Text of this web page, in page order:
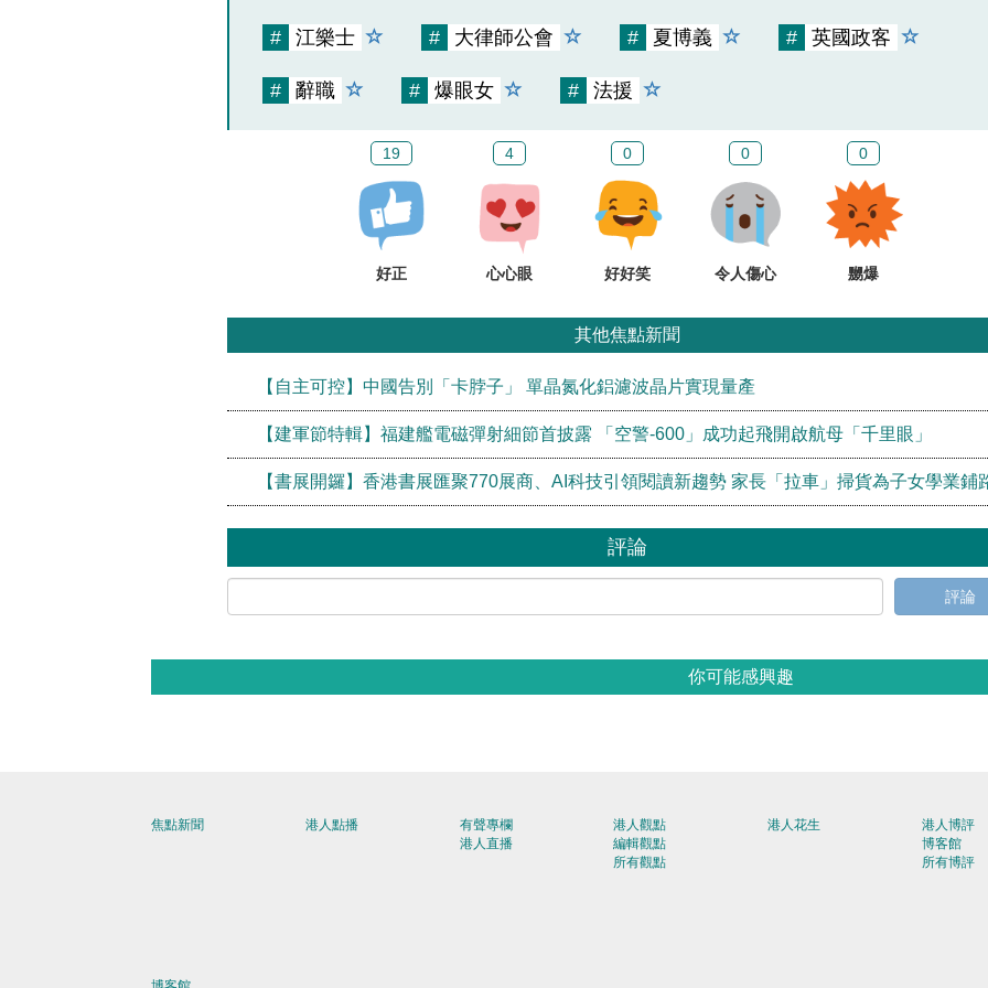
# 江樂士 # 大律師公會 # 夏博義 # 英國政客
# 辭職 # 爆眼女 # 法援
19
好正
4
心心眼
0
好好笑
0
令人傷心
0
嬲爆
其他焦點新聞
【自主可控】中國告別「卡脖子」 單晶氮化鋁濾波晶片實現量產
【建軍節特輯】福建艦電磁彈射細節首披露 「空警-600」成功起飛開啟航母「千里眼」
【書展開鑼】香港書展匯聚770展商、AI科技引領閱讀新趨勢 家長「拉車」掃貨為子女學業鋪
評論
評論
你可能感興趣
焦點新聞 港人點播
有聲專欄
港人直播
港人觀點
編輯觀點
所有觀點
港人花生
港人博評
博客館
所有博評